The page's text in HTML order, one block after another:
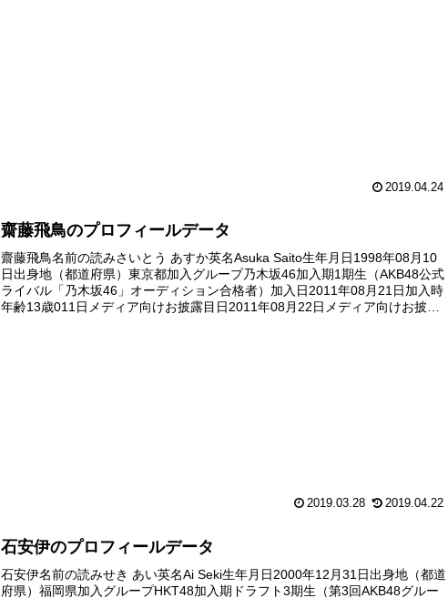
2019.04.24
齋藤飛鳥のプロフィールデータ
齋藤飛鳥名前の読みさいとう あすか英名Asuka Saito生年月日1998年08月10
日出身地（都道府県）東京都加入グループ乃木坂46加入期1期生（AKB48公式
ライバル「乃木坂46」オーディション合格者）加入日2011年08月21日加入時
年齢13歳011日メディア向けお披露目日2011年08月22日メディア向けお披露
2019.03.28 2019.04.22
石安伊のプロフィールデータ
石安伊名前の読みせき あい英名Ai Seki生年月日2000年12月31日出身地（都道
府県）福岡県加入グループHKT48加入期ドラフト3期生（第3回AKB48グルー